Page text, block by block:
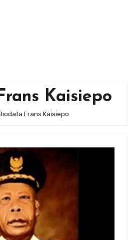
Kaisiepo
Frans Kaisiepo